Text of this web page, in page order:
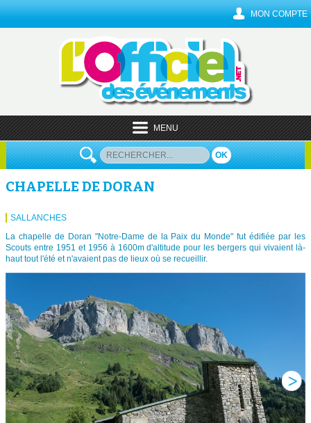
MON COMPTE
MENU
OK
CHAPELLE DE DORAN
SALLANCHES
La chapelle de Doran "Notre-Dame de la Paix du Monde" fut édifiée par les
Scouts entre 1951 et 1956 à 1600m d'altitude pour les bergers qui vivaient là-
haut tout l'été et n'avaient pas de lieux où se recueillir.